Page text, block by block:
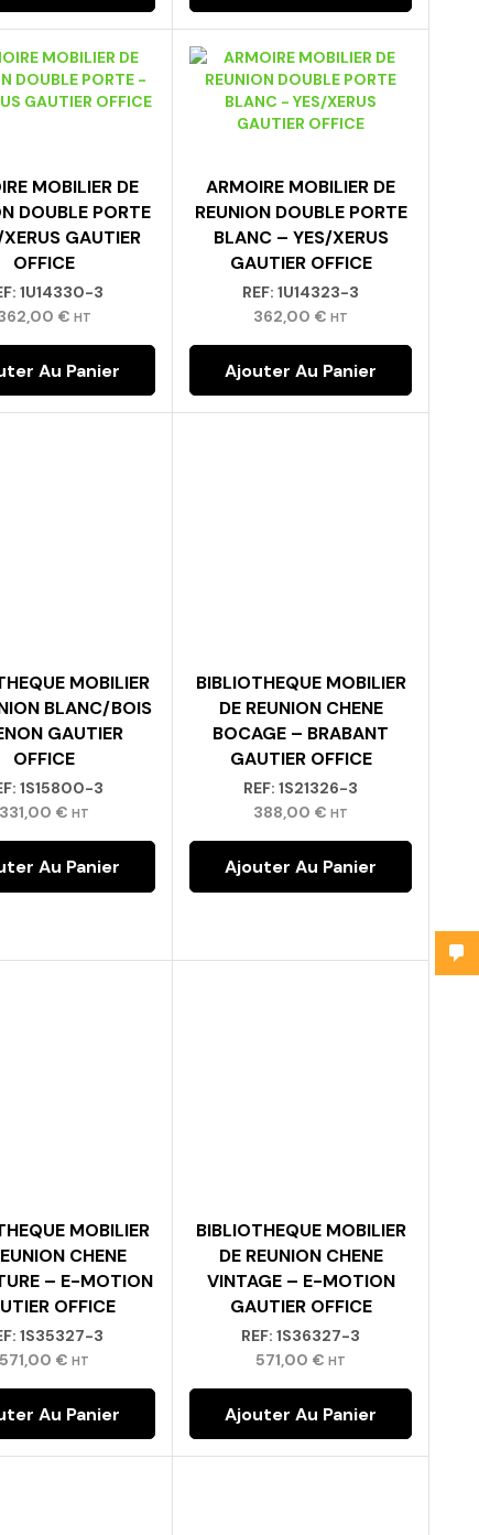
MOBILIER DE
DOUBLE PORTE
GAUTIER
OFFICE
1U14330-3
€ HT
Au Panier
ARMOIRE MOBILIER DE
REUNION DOUBLE PORTE
BLANC – YES/XERUS
GAUTIER OFFICE
REF: 1U14323-3
362,00 € HT
Ajouter Au Panier
MOBILIER
BLANC/BOIS
GAUTIER
OFFICE
1S15800-3
331,00 € HT
Au Panier
BIBLIOTHEQUE MOBILIER
DE REUNION CHENE
BOCAGE – BRABANT
GAUTIER OFFICE
REF: 1S21326-3
388,00 € HT
Ajouter Au Panier
MOBILIER
CHENE
– E-MOTION
OFFICE
1S35327-3
571,00 € HT
Au Panier
BIBLIOTHEQUE MOBILIER
DE REUNION CHENE
VINTAGE – E-MOTION
GAUTIER OFFICE
REF: 1S36327-3
571,00 € HT
Ajouter Au Panier
OPTION SUPPLEMENTAIRE :
1. Être Recontacté Pour Un Conseil
Ou Un Devis Personnalisé ❓